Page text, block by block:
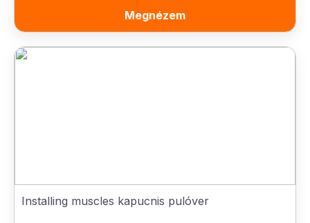
Megnézem
Installing muscles kapucnis pulóver